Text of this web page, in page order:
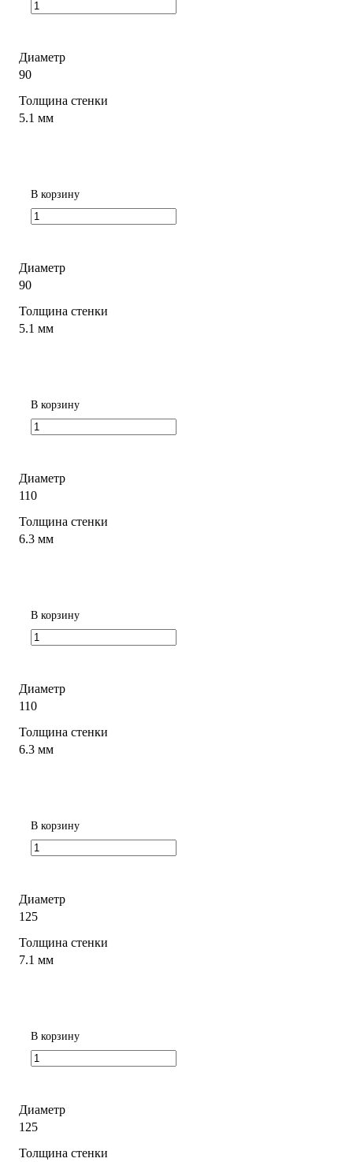
Диаметр
90
Толщина стенки
5.1 мм
В корзину
Диаметр
90
Толщина стенки
5.1 мм
В корзину
Диаметр
110
Толщина стенки
6.3 мм
В корзину
Диаметр
110
Толщина стенки
6.3 мм
В корзину
Диаметр
125
Толщина стенки
7.1 мм
В корзину
Диаметр
125
Толщина стенки